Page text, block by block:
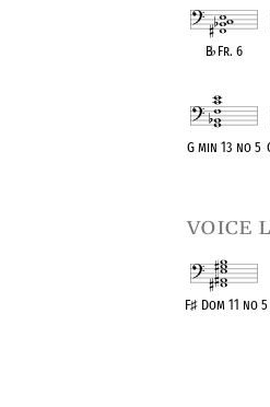
B♭Fr. 6
G min 13 no 5
voice
F♯Dom 11 no 5